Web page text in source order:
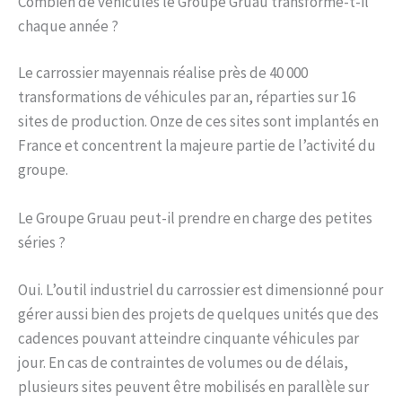
chaque année ?
Le carrossier mayennais réalise près de 40 000
transformations de véhicules par an, réparties sur 16
sites de production. Onze de ces sites sont implantés en
France et concentrent la majeure partie de l’activité du
groupe.
Le Groupe Gruau peut-il prendre en charge des petites
séries ?
Oui. L’outil industriel du carrossier est dimensionné pour
gérer aussi bien des projets de quelques unités que des
cadences pouvant atteindre cinquante véhicules par
jour. En cas de contraintes de volumes ou de délais,
plusieurs sites peuvent être mobilisés en parallèle sur